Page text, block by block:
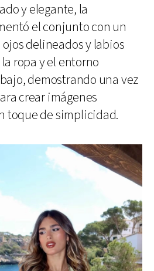
y elegante, la
el conjunto con un
delineados y labios
ropa y el entorno
demostrando una vez
crear imágenes
toque de simplicidad.